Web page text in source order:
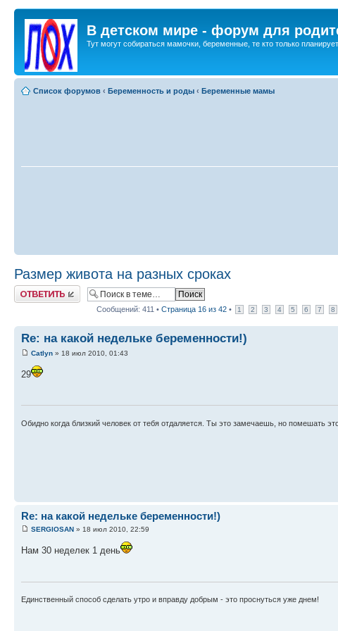
В детском мире - форум для
Тут могут собираться мамочки, беременные, те кто только
Список форумов ‹ Беременность и роды ‹ Беременные мамы
Размер живота на разных сроках
Ответить
Сообщений: 411 • Страница 16 из 42 • 1 2 3 4 5 6 7 8
Re: на какой недельке беременности!)
Catlyn » 18 июл 2010, 01:43
29
Обидно когда близкий человек от тебя отдаляется. Ты это замечаешь, но помешать
Re: на какой недельке беременности!)
SERGIOSAN » 18 июл 2010, 22:59
Нам 30 неделек 1 день
Единственный способ сделать утро и вправду добрым - это проснуться уже днем!